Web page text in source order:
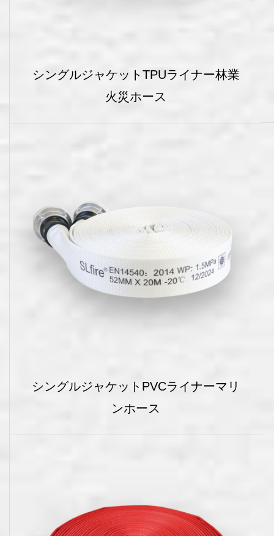
シングルジャケットTPUライナー林業
火災ホース
シングルジャケットPVCライナーマリ
ンホース